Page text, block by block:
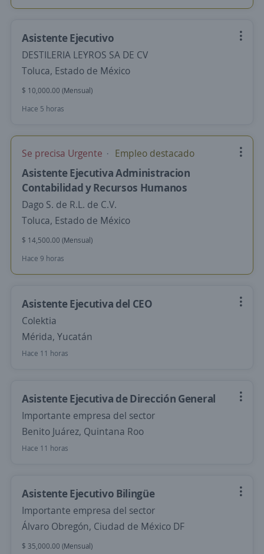
Asistente Ejecutivo
DESTILERIA LEYROS SA DE CV
Toluca, Estado de México
$ 10,000.00 (Mensual)
Hace 5 horas
Se precisa Urgente Empleo destacado
Asistente Ejecutiva Administracion
Contabilidad y Recursos Humanos
Dago S. de R.L. de C.V.
Toluca, Estado de México
$ 14,500.00 (Mensual)
Hace 9 horas
Asistente Ejecutiva del CEO
Colektia
Mérida, Yucatán
Hace 11 horas
Asistente Ejecutiva de Dirección General
Importante empresa del sector
Benito Juárez, Quintana Roo
Hace 11 horas
Asistente Ejecutivo Bilingüe
Importante empresa del sector
Álvaro Obregón, Ciudad de México DF
$ 35,000.00 (Mensual)